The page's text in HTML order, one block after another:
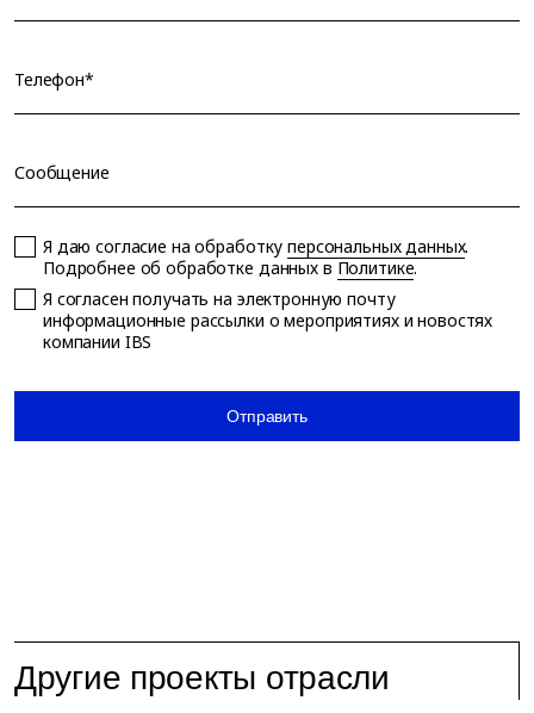
Телефон*
Сообщение
Я даю согласие на обработкуперсональных данных.
Подробнее об обработке данных в Политике.
Я согласен получать на электронную почту
информационные рассылки о мероприятиях и новостях
компании IBS
Отправить
Другие проекты отрасли